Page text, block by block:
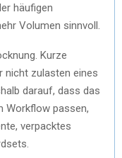
häufigen
Volumen sinnvoll.
Kurze
nicht zulasten eines
darauf, dass das
Workflow passen,
verpacktes